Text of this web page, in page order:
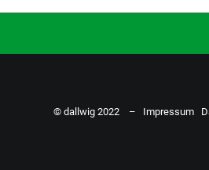
© dallwig 2022 – Impressum